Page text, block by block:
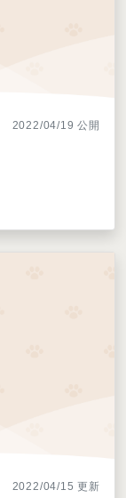
2022/04/19 公開
2022/04/15 更新